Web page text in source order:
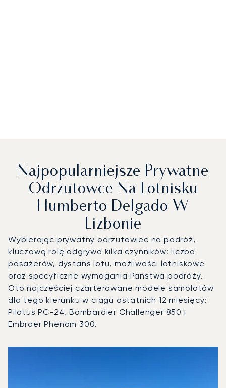
Najpopularniejsze Prywatne
Odrzutowce Na Lotnisku
Humberto Delgado W
Lizbonie
Wybierając prywatny odrzutowiec na podróż,
kluczową rolę odgrywa kilka czynników: liczba
pasażerów, dystans lotu, możliwości lotniskowe
oraz specyficzne wymagania Państwa podróży.
Oto najczęściej czarterowane modele samolotów
dla tego kierunku w ciągu ostatnich 12 miesięcy:
Pilatus PC-24, Bombardier Challenger 850 i
Embraer Phenom 300.